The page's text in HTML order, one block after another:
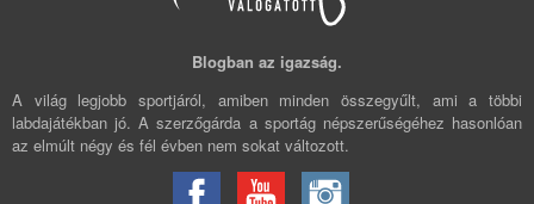
Blogban az igazság.
A világ legjobb sportjáról, amiben minden összegyűlt, ami a többi
labdajátékban jó. A szerzőgárda a sportág népszerűségéhez hasonlóan
az elmúlt négy és fél évben nem sokat változott.